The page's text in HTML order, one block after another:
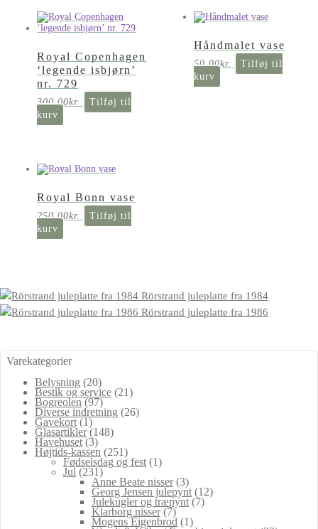
Royal Copenhagen
‘legende isbjørn’
nr. 729
300,00kr.
Tilføj til
kurv
Håndmalet vase
50,00kr.
Tilføj til
kurv
Royal Bonn vase
250,00kr.
Tilføj til
kurv
Rörstrand juleplatte fra 1984
Rörstrand juleplatte fra 1986
Varekategorier
Belysning (20)
Bestik og service (21)
Bogreolen (97)
Diverse indretning (26)
Gavekort (1)
Glasartikler (148)
Havehuset (3)
Højtids-kassen (251)
Fødselsdag og fest (1)
Jul (231)
Anne Beate nisser (3)
Georg Jensen julepynt (12)
Julekugler og træpynt (7)
Klarborg nisser (7)
Mogens Eigenbrod (1)